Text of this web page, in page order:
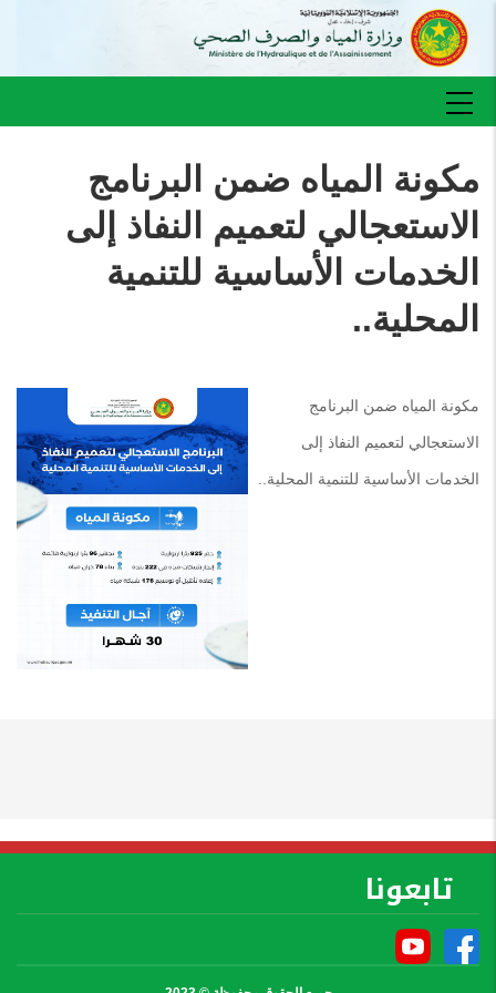
المحتوى
الرئيسيMain
navigation
مكونة المياه ضمن البرنامج
الاستعجالي لتعميم النفاذ إلى
الخدمات الأساسية للتنمية
المحلية..
مكونة المياه ضمن البرنامج
الاستعجالي لتعميم النفاذ إلى
الخدمات الأساسية للتنمية المحلية..
تابعونا